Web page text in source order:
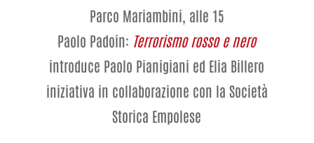
Parco Mariambini, alle 15
Paolo Padoin: Terrorismo rosso e nero
introduce Paolo Pianigiani ed Elia Billero
iniziativa in collaborazione con la Società
Storica Empolese